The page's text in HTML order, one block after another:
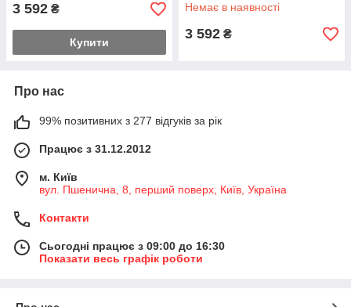
3 592 ₴
Купити
Немає в наявності
3 592 ₴
Про нас
99% позитивних з 277 відгуків за рік
Працює з 31.12.2012
м. Київ
вул. Пшенична, 8, перший поверх, Київ, Україна
Контакти
Сьогодні працює з 09:00 до 16:30
Показати весь графік роботи